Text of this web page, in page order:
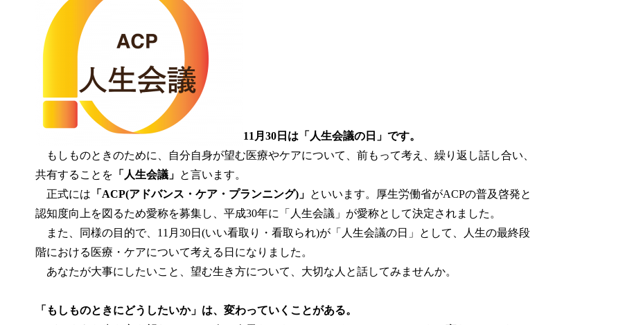
11月30日は「人生会議の日」です。
もしものときのために、自分自身が望む医療やケアについて、前もって考え、繰り返し話し合い、
共有することを 「人生会議」 と言います。
正式には 「ACP(アドバンス・ケア・プランニング)」 といいます。厚生労働省がACPの普及啓発と
認知度向上を図るため愛称を募集し、平成30年に「人生会議」が愛称として決定されました。
また、同様の目的で、11月30日(いい看取り・看取られ)が「人生会議の日」として、人生の最終段
階における医療・ケアについて考える日になりました。
あなたが大事にしたいこと、望む生き方について、大切な人と話してみませんか。
「もしものときにどうしたいか」は、変わっていくことがある。